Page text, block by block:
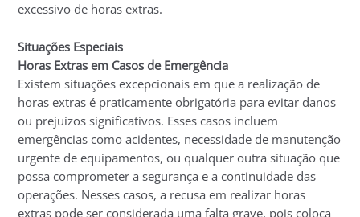
excessivo de horas extras.
Situações Especiais
Horas Extras em Casos de Emergência
Existem situações excepcionais em que a realização de
horas extras é praticamente obrigatória para evitar danos
ou prejuízos significativos. Esses casos incluem
emergências como acidentes, necessidade de manutenção
urgente de equipamentos, ou qualquer outra situação que
possa comprometer a segurança e a continuidade das
operações. Nesses casos, a recusa em realizar horas
extras pode ser considerada uma falta grave, pois coloca